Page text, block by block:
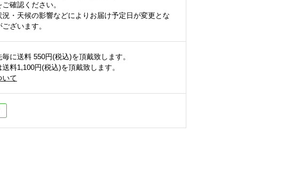
ご確認ください。
況・天候の影響などによりお届け予定日が変更とな
ざいます。
毎に送料 550円(税込)を頂戴致します。
料1,100円(税込)を頂戴致します。
いて